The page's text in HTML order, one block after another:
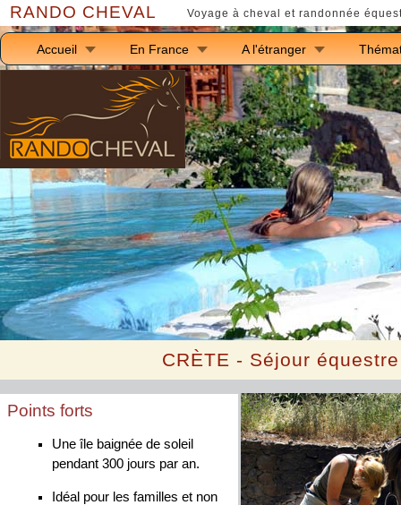
RANDO CHEVAL Voyage à cheval et randonnée
Accueil En France A l'étranger
CRÈTE - Séjour
Points forts
Une île baignée de soleil
pendant 300 jours par an.
Idéal pour les familles et non